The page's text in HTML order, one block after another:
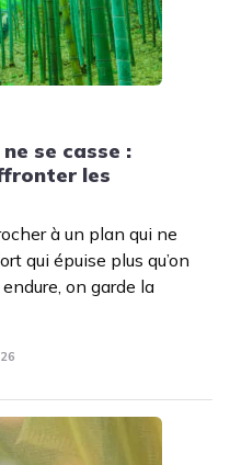
se casse :
les
à un plan qui ne
qui épuise plus qu’on
on garde la